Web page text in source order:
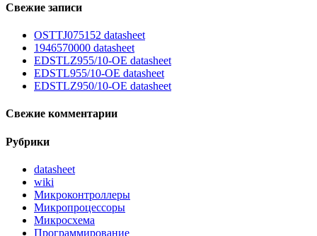
Свежие записи
OSTTJ075152 datasheet
1946570000 datasheet
EDSTLZ955/10-OE datasheet
EDSTL955/10-OE datasheet
EDSTLZ950/10-OE datasheet
Свежие комментарии
Рубрики
datasheet
wiki
Микроконтроллеры
Микропроцессоры
Микросхема
Программирование